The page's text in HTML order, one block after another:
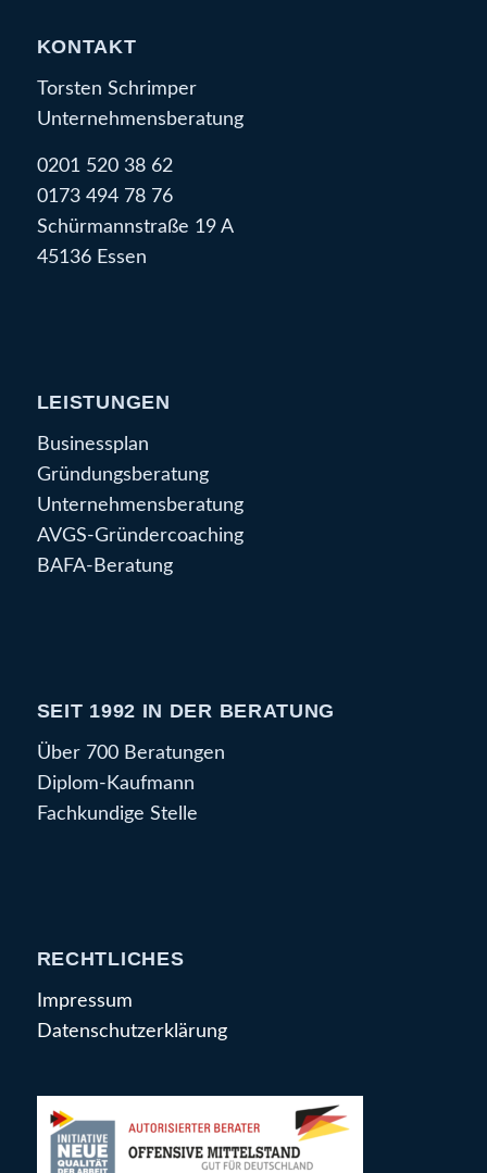
KONTAKT
Torsten Schrimper
Unternehmensberatung
0201 520 38 62
0173 494 78 76
Schürmannstraße 19 A
45136 Essen
LEISTUNGEN
Businessplan
Gründungsberatung
Unternehmensberatung
AVGS-Gründercoaching
BAFA-Beratung
SEIT 1992 IN DER BERATUNG
Über 700 Beratungen
Diplom-Kaufmann
Fachkundige Stelle
RECHTLICHES
Impressum
Datenschutzerklärung